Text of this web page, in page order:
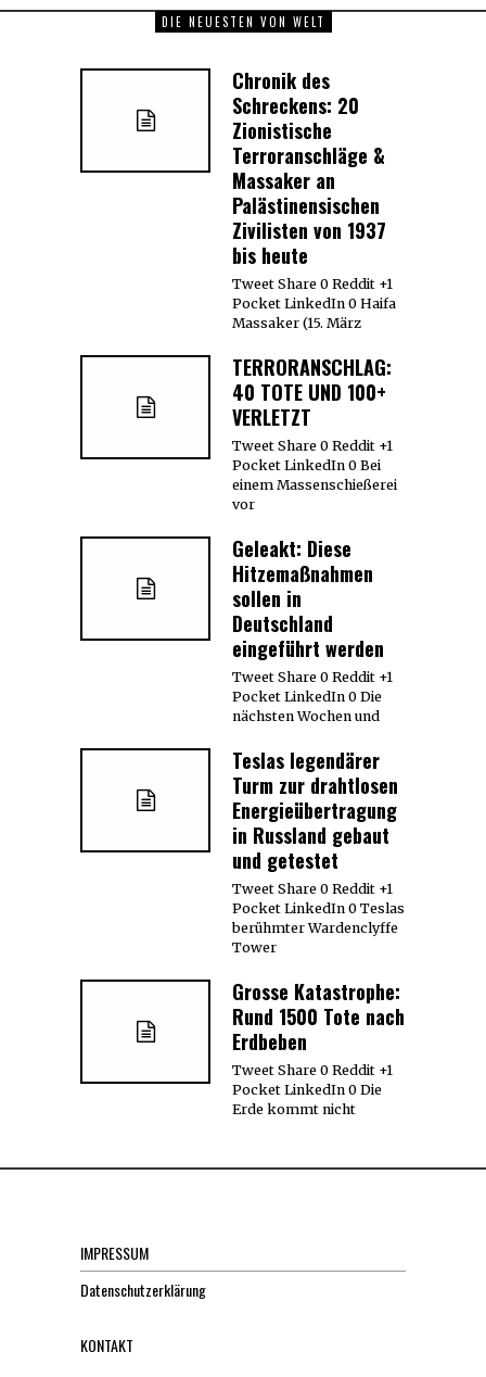
DIE NEUESTEN VON WELT
Chronik des
Schreckens: 20
Zionistische
Terroranschläge &
Massaker an
Palästinensischen
Zivilisten von 1937
bis heute
Tweet Share 0 Reddit +1
Pocket LinkedIn 0 Haifa
Massaker (15. März
TERRORANSCHLAG:
40 TOTE UND 100+
VERLETZT
Tweet Share 0 Reddit +1
Pocket LinkedIn 0 Bei
einem Massenschießerei
vor
Geleakt: Diese
Hitzemaßnahmen
sollen in
Deutschland
eingeführt werden
Tweet Share 0 Reddit +1
Pocket LinkedIn 0 Die
nächsten Wochen und
Teslas legendärer
Turm zur drahtlosen
Energieübertragung
in Russland gebaut
und getestet
Tweet Share 0 Reddit +1
Pocket LinkedIn 0 Teslas
berühmter Wardenclyffe
Tower
Grosse Katastrophe:
Rund 1500 Tote nach
Erdbeben
Tweet Share 0 Reddit +1
Pocket LinkedIn 0 Die
Erde kommt nicht
IMPRESSUM
Datenschutzerklärung
KONTAKT